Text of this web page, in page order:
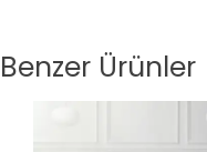
Benzer Ürünler